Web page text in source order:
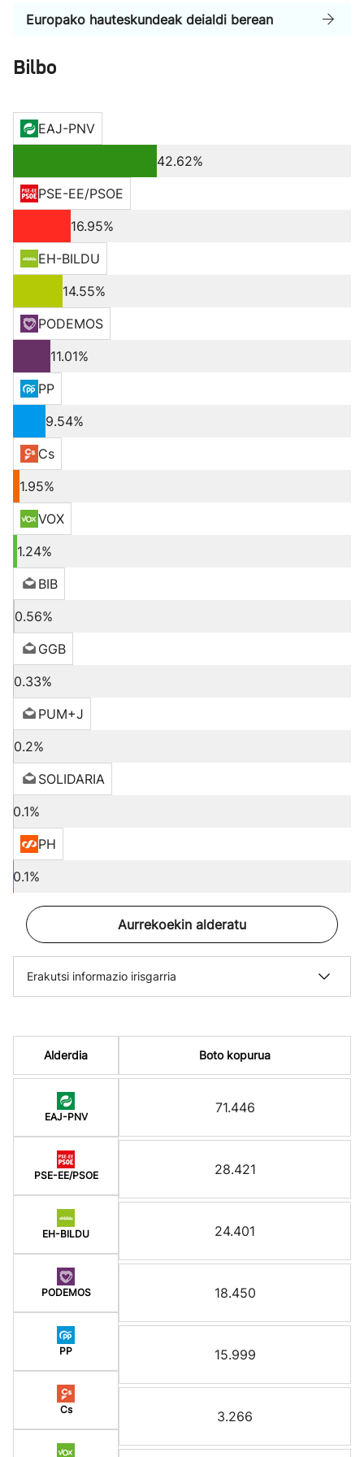
Europako hauteskundeak deialdi berean
Bilbo
EAJ-PNV
42.62%
PSE-EE/PSOE
16.95%
EH-BILDU
14.55%
PODEMOS
11.01%
PP
9.54%
Cs
1.95%
VOX
1.24%
BIB
0.56%
GGB
0.33%
PUM+J
0.2%
SOLIDARIA
0.1%
PH
0.1%
Aurrekoekin alderatu
Erakutsi informazio irisgarria
Alderdia
EAJ-PNV
PSE-EE/PSOE
EH-BILDU
PODEMOS
PP
Cs
Boto kopurua
71.446
28.421
24.401
18.450
15.999
3.266